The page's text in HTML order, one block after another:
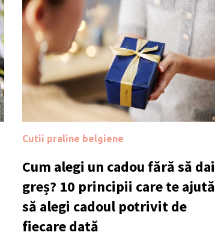
Cutii praline belgiene
Cum alegi un cadou fără să dai
greș? 10 principii care te ajută
să alegi cadoul potrivit de
fiecare dată